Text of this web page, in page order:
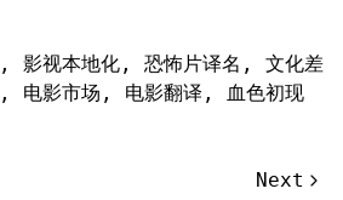
, 影视本地化 , 恐怖片译名 , 文化差
, 电影市场 , 电影翻译 , 血色初现
Next